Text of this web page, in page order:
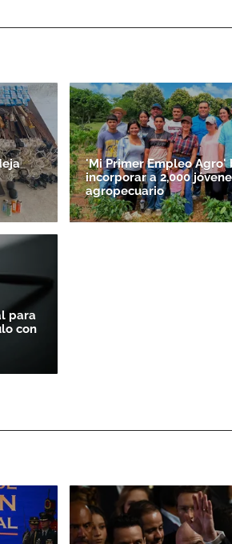
'Mi Primer Empleo Agro'
incorporar a 2,000
agropecuario
para
con